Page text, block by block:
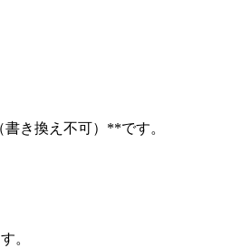
き換え不可）**です。
。